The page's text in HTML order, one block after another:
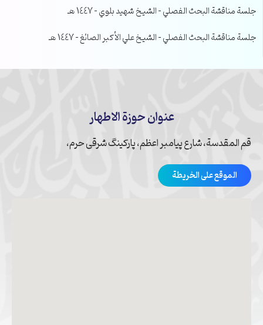
جلسة مناقشة البحث الفصلي – الشيخ شهيد بلوي – 1447 هـ
جلسة مناقشة البحث الفصلي – الشيخ علي الأكبر الصائغ – 1447 هـ
عنوان حوزة الاطهار
قم المقدسة، شارع پیامبر اعظم، پارکینگ شرقی حرم،
الموقع على الخريطة